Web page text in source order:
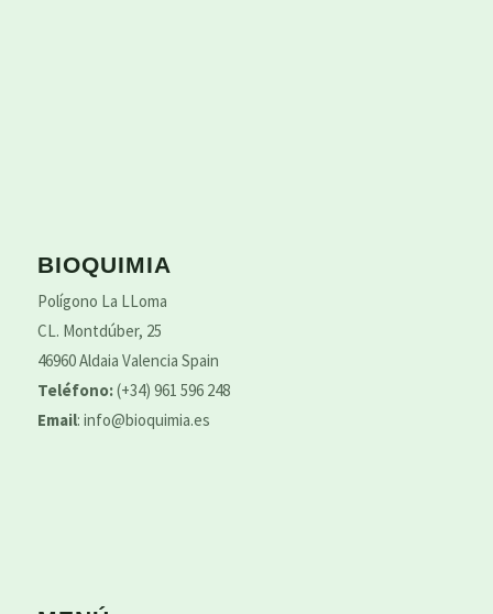
BIOQUIMIA
Polígono La LLoma
CL. Montdúber, 25
46960 Aldaia Valencia Spain
Teléfono:(+34) 961 596 248
Email: info@bioquimia.es